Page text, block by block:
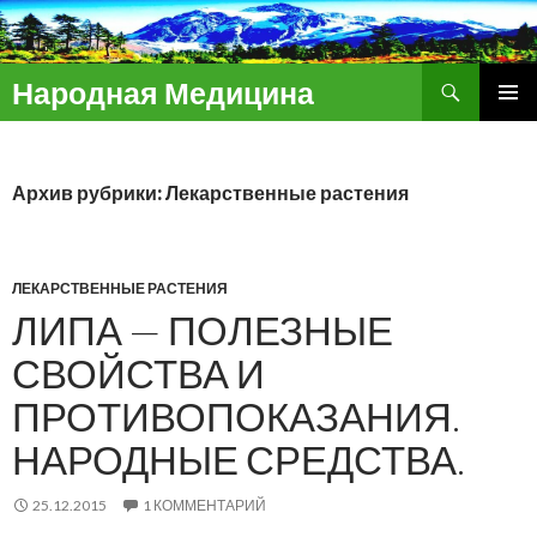
Народная Медицина
ПЕРЕЙТИ
Архив рубрики: Лекарственные растения
ЛЕКАРСТВЕННЫЕ РАСТЕНИЯ
ЛИПА — ПОЛЕЗНЫЕ
СВОЙСТВА И
ПРОТИВОПОКАЗАНИЯ.
НАРОДНЫЕ СРЕДСТВА.
25.12.2015 1 КОММЕНТАРИЙ